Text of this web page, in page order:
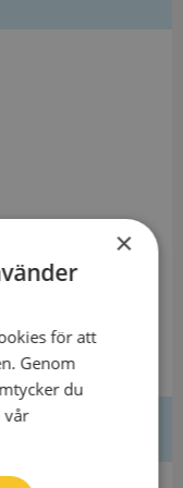
×
för att
Genom
du
vår